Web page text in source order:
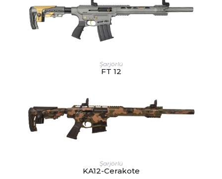
Şarjörlü
FT 12
Şarjörlü
KA12-Cerakote